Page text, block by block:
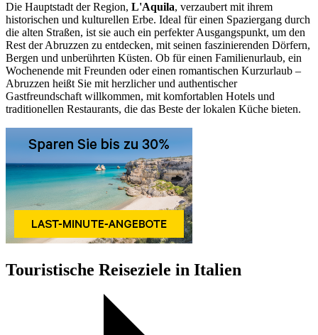
Die Hauptstadt der Region, L'Aquila, verzaubert mit ihrem
historischen und kulturellen Erbe. Ideal für einen Spaziergang durch
die alten Straßen, ist sie auch ein perfekter Ausgangspunkt, um den
Rest der Abruzzen zu entdecken, mit seinen faszinierenden Dörfern,
Bergen und unberührten Küsten. Ob für einen Familienurlaub, ein
Wochenende mit Freunden oder einen romantischen Kurzurlaub –
Abruzzen heißt Sie mit herzlicher und authentischer
Gastfreundschaft willkommen, mit komfortablen Hotels und
traditionellen Restaurants, die das Beste der lokalen Küche bieten.
Touristische Reiseziele in Italien